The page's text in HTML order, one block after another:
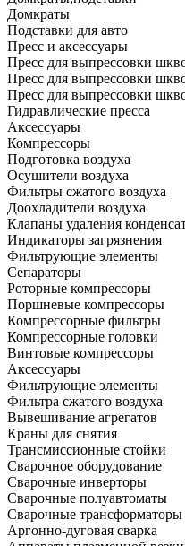
Домкраты
Подставки для авто
Пресс и аксессуары
Пресс для выпрессовки
Пресс для выпрессовки
Пресс для выпрессовки
Гидравлические пресса
Аксессуары
Компрессоры
Подготовка воздуха
Осушители воздуха
Фильтры сжатого воздуха
Доохладители воздуха
Клапаны удаления
Индикаторы загрязнения
Фильтрующие элементы
Сепараторы
Роторные компрессоры
Поршневые компрессоры
Компрессорные фильтры
Компрессорные головки
Винтовые компрессоры
Аксессуары
Фильтрующие элементы
Фильтра сжатого воздуха
Вывешивание агрегатов
Краны для снятия
Трансмиссионные стойки
Сварочное оборудование
Сварочные инверторы
Сварочные полуавтоматы
Сварочные трансформаторы
Аргонно-дуговая сварка